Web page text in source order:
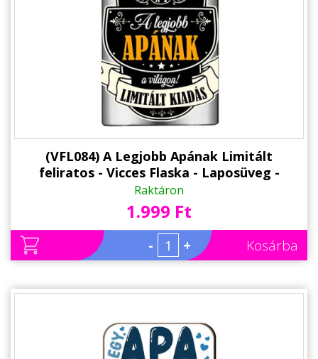
(VFL084) A Legjobb Apának Limitált
feliratos - Vicces Flaska - Laposüveg -
Ajándék Apának
Raktáron
1.999 Ft
- + Kosárba